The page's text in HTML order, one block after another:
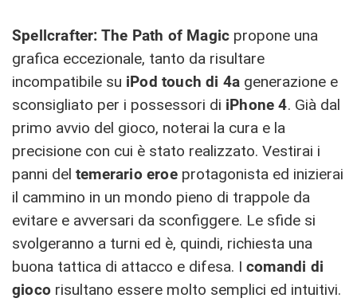
Spellcrafter: The Path of Magic propone una
grafica eccezionale, tanto da risultare
incompatibile su iPod touch di 4a generazione e
sconsigliato per i possessori di iPhone 4. Già dal
primo avvio del gioco, noterai la cura e la
precisione con cui è stato realizzato. Vestirai i
panni del temerario eroeprotagonista ed inizierai
il cammino in un mondo pieno di trappole da
evitare e avversari da sconfiggere. Le sfide si
svolgeranno a turni ed è, quindi, richiesta una
buona tattica di attacco e difesa. I comandi di
gioco risultano essere molto semplici ed intuitivi.